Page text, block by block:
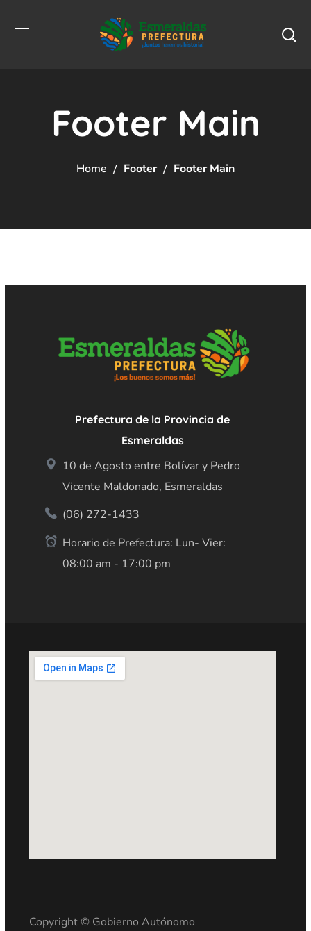
Footer Main
Home Footer Footer Main
Prefectura de la Provincia de
Esmeraldas
10 de Agosto entre Bolívar y Pedro
Vicente Maldonado, Esmeraldas
(06) 272-1433
Horario de Prefectura: Lun- Vier:
08:00 am - 17:00 pm
Copyright © Gobierno Autónomo